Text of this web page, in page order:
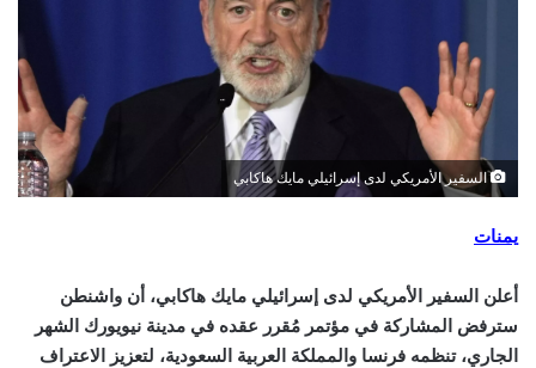
السفير الأمريكي لدى إسرائيلي مايك هاكابي
يمنات
أعلن السفير الأمريكي لدى إسرائيلي مايك هاكابي، أن واشنطن
سترفض المشاركة في مؤتمر مُقرر عقده في مدينة نيويورك الشهر
الجاري، تنظمه فرنسا والمملكة العربية السعودية، لتعزيز الاعتراف